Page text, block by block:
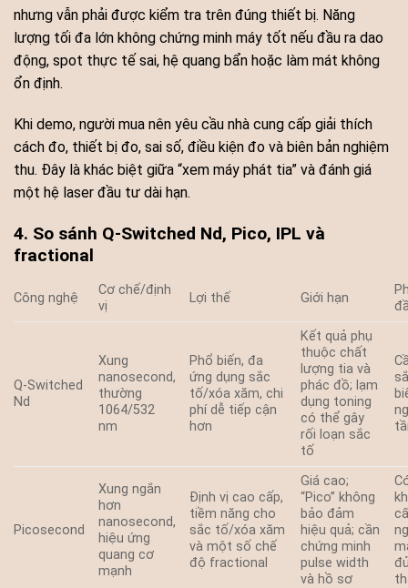
nhưng vẫn phải được kiểm tra trên đúng thiết bị. Năng
lượng tối đa lớn không chứng minh máy tốt nếu đầu ra dao
động, spot thực tế sai, hệ quang bẩn hoặc làm mát không
ổn định.
Khi demo, người mua nên yêu cầu nhà cung cấp giải thích
cách đo, thiết bị đo, sai số, điều kiện đo và biên bản nghiệm
thu. Đây là khác biệt giữa “xem máy phát tia” và đánh giá
một hệ laser đầu tư dài hạn.
4. So sánh Q-Switched Nd, Pico, IPL và
fractional
Công nghệ
Cơ chế/định
vị
Lợi thế Giới hạn
Q-Switched
Nd
Xung
nanosecond,
thường
1064/532
nm
Phổ biến, đa
ứng dụng sắc
tố/xóa xăm, chi
phí dễ tiếp cận
hơn
Kết quả phụ
thuộc chất
lượng tia và
phác đồ; lạm
dụng toning
có thể gây
rối loạn sắc
tố
Picosecond
Xung ngắn
hơn
nanosecond,
hiệu ứng
quang cơ
mạnh
Định vị cao cấp,
tiềm năng cho
sắc tố/xóa xăm
và một số chế
độ fractional
Giá cao;
“Pico” không
bảo đảm
hiệu quả; cần
chứng minh
pulse width
và hồ sơ